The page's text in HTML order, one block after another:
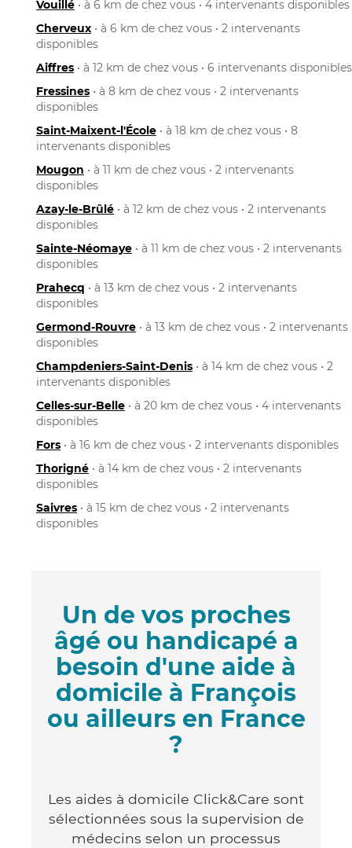
Vouillé • à 6 km de chez vous • 4 intervenants disponibles
Cherveux • à 6 km de chez vous • 2 intervenants
disponibles
Aiffres • à 12 km de chez vous • 6 intervenants disponibles
Fressines • à 8 km de chez vous • 2 intervenants
disponibles
Saint-Maixent-l'École • à 18 km de chez vous • 8
intervenants disponibles
Mougon • à 11 km de chez vous • 2 intervenants
disponibles
Azay-le-Brûlé • à 12 km de chez vous • 2 intervenants
disponibles
Sainte-Néomaye • à 11 km de chez vous • 2 intervenants
disponibles
Prahecq • à 13 km de chez vous • 2 intervenants
disponibles
Germond-Rouvre • à 13 km de chez vous • 2 intervenants
disponibles
Champdeniers-Saint-Denis • à 14 km de chez vous • 2
intervenants disponibles
Celles-sur-Belle • à 20 km de chez vous • 4 intervenants
disponibles
Fors • à 16 km de chez vous • 2 intervenants disponibles
Thorigné • à 14 km de chez vous • 2 intervenants
disponibles
Saivres • à 15 km de chez vous • 2 intervenants
disponibles
Un de vos proches
âgé ou handicapé a
besoin d'une aide à
domicile à François
ou ailleurs en France
?
Les aides à domicile Click&Care sont
sélectionnées sous la supervision de
médecins selon un processus